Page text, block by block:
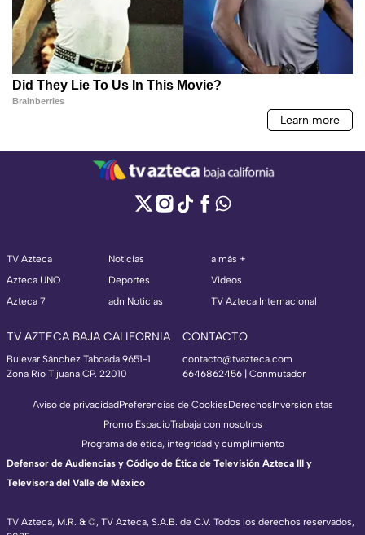
TV Azteca
Azteca UNO
Azteca 7
Noticias
Deportes
adn Noticias
a más +
Videos
TV Azteca Internacional
TV AZTECA BAJA CALIFORNIA
Bulevar Sánchez Taboada 9651-1
Zona Río Tijuana CP. 22010
CONTACTO
contacto@tvazteca.com
6646862456 | Conmutador
TV Azteca, M.R. & ©, TV Azteca, S.A.B. de C.V. Todos los derechos reservados,
Aviso de privacidadPreferencias de CookiesDerechosInversionistas
Promo EspacioTrabaja con nosotros
Programa de ética, integridad y cumplimiento
Defensor de Audiencias y Código de Ética de Televisión Azteca III y
Televisora del Valle de México